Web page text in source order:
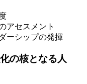
アセスメント
ーシップの発揮
の核となる人